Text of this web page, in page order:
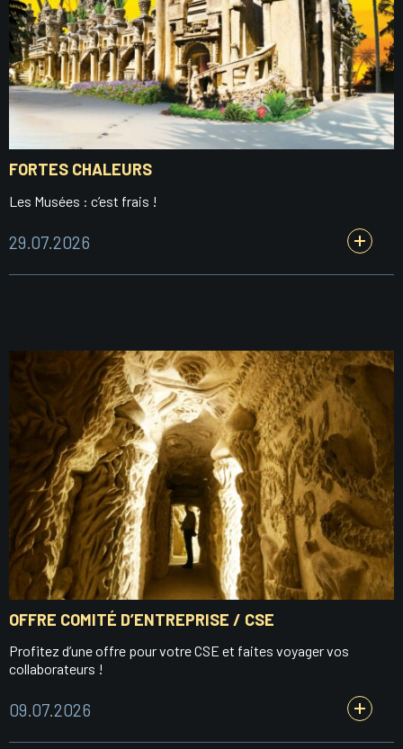
FORTES CHALEURS
Les Musées : c’est frais !
29.07.2026
OFFRE COMITÉ D’ENTREPRISE / CSE
Profitez d’une offre pour votre CSE et faites voyager vos
collaborateurs !
09.07.2026